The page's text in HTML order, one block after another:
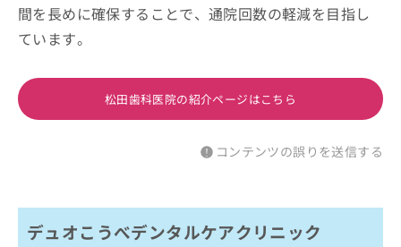
間を長めに確保することで、通院回数の軽減を目指し
ています。
松田歯科医院の紹介ページはこちら
コンテンツの誤りを送信する
デュオこうべデンタルケアクリニック